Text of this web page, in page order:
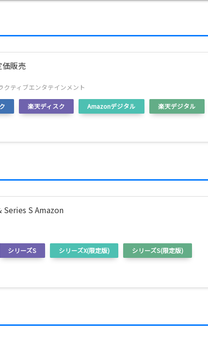
販売
クティブエンタテインメント
楽天ディスク Amazonデジタル 楽天デジタル
Series S Amazon
シリーズS シリーズX(限定版) シリーズS(限定版)